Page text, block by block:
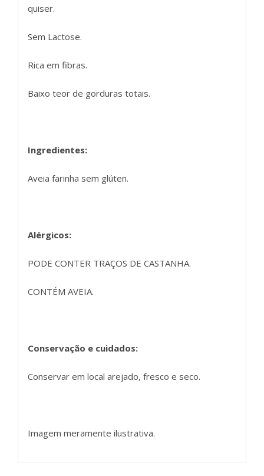
quiser.
Sem Lactose.
Rica em fibras.
Baixo teor de gorduras totais.
Ingredientes:
Aveia farinha sem glúten.
Alérgicos:
PODE CONTER TRAÇOS DE CASTANHA.
CONTÉM AVEIA.
Conservação e cuidados:
Conservar em local arejado, fresco e seco.
Imagem meramente ilustrativa.